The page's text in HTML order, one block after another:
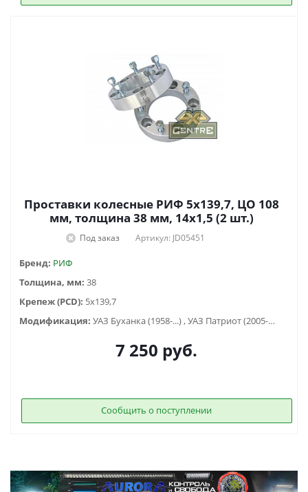
Проставки колесные РИФ 5x139,7, ЦО 108
мм, толщина 38 мм, 14x1,5 (2 шт.)
Под заказ Артикул: JD05451
Бренд: РИФ
Толщина, мм: 38
Крепеж (PCD): 5x139,7
Модификация:
УАЗ Буханка (1958-...) , УАЗ Патриот (2005-2015), УАЗ Хантер (2003-...), УАЗ-3151
7 250 руб.
Сообщить о поступлении